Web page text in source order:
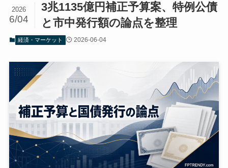
3兆1135億円補正予算案、特例公債
と市中発行額の論点を整理
2026
6/04
経済・マーケット 2026-06-04